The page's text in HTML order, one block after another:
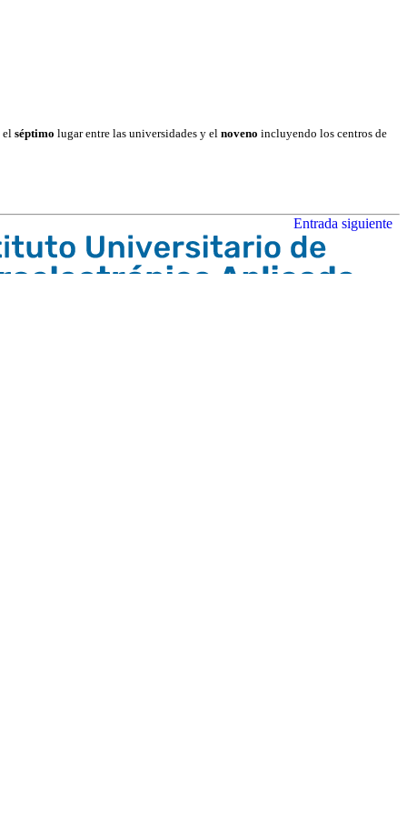
séptimo lugar entre las universidades y el noveno incluyendo los centros de
Entrada siguiente